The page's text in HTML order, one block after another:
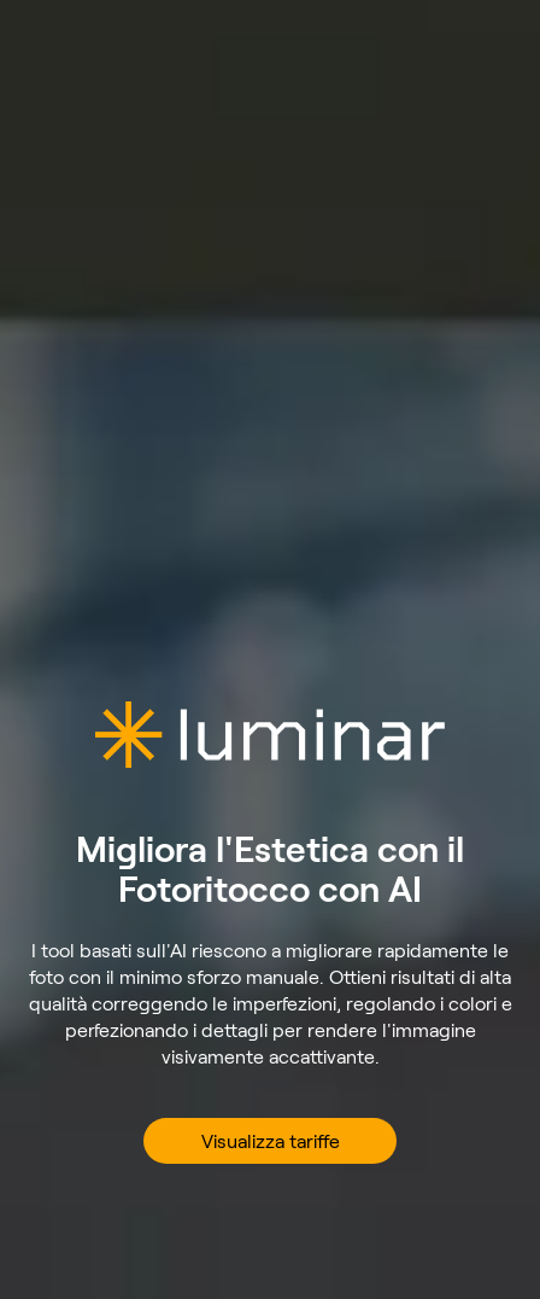
Migliora l'Estetica con il
Fotoritocco con AI
I tool basati sull'AI riescono a migliorare rapidamente le
foto con il minimo sforzo manuale. Ottieni risultati di alta
qualità correggendo le imperfezioni, regolando i colori e
perfezionando i dettagli per rendere l'immagine
visivamente accattivante.
Visualizza tariffe